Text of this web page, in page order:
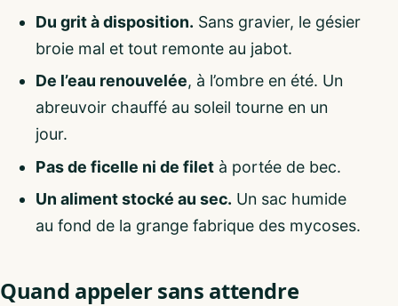
Du grit à disposition. Sans gravier, le gésier
broie mal et tout remonte au jabot.
De l’eau renouvelée, à l’ombre en été. Un
abreuvoir chauffé au soleil tourne en un
jour.
Pas de ficelle ni de filet à portée de bec.
Un aliment stocké au sec. Un sac humide
au fond de la grange fabrique des mycoses.
Quand appeler sans attendre